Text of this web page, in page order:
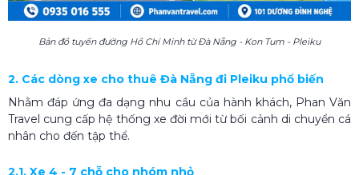
Bản đồ tuyến đường Hồ Chí Minh từ Đà Nẵng - Kon Tum - Pleiku
2. Các dòng xe cho thuê Đà Nẵng đi Pleiku phổ biến
Nhằm đáp ứng đa dạng nhu cầu của hành khách, Phan Văn
Travel cung cấp hệ thống xe đời mới từ bối cảnh di chuyển cá
nhân cho đến tập thể.
2.1. Xe 4 - 7 chỗ cho nhóm nhỏ